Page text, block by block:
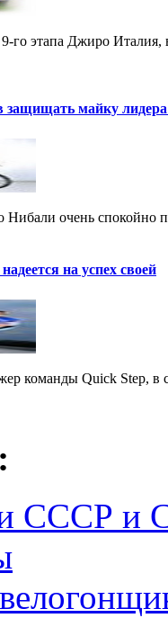
го этапа Джиро
защищать майку
очень спокойно
на успех своей
команды Quick Step, в
СССР и